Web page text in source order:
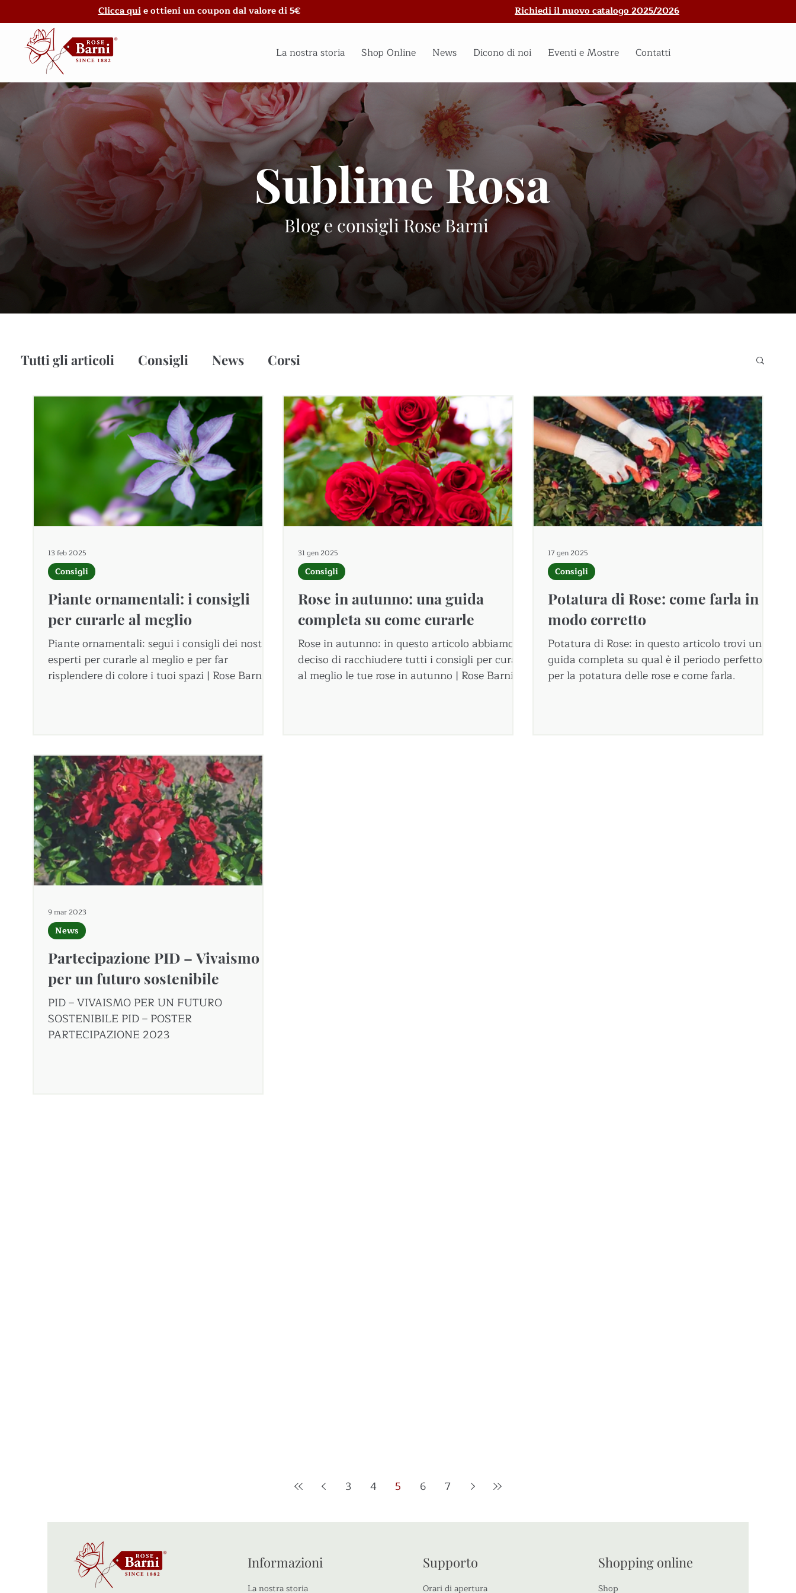
Clicca quie ottieni un coupon dal valore di 5€ Richiedi il nuovo catalogo 2025/2026
La nostra storia Shop Online News Dicono di noi Eventi e Mostre Contatti
Sublime Rosa
Blog e consigli Rose Barni
Tutti gli articoli Consigli News Corsi
Piante ornamentali: i consigli
per curarle al meglio
Piante ornamentali: segui i consigli dei nostri
esperti per curarle al meglio e per far
risplendere di colore i tuoi spazi | Rose Barni
Consigli
13 feb 2025
Rose in autunno: una guida
completa su come curarle
Rose in autunno: in questo articolo abbiamo
deciso di racchiudere tutti i consigli per curare
al meglio le tue rose in autunno | Rose Barni
Consigli
31 gen 2025
Potatura di Rose: come farla in
modo corretto
Potatura di Rose: in questo articolo trovi una
guida completa su qual è il periodo perfetto
per la potatura delle rose e come farla.
Consigli
17 gen 2025
Partecipazione PID – Vivaismo
per un futuro sostenibile
PID – VIVAISMO PER UN FUTURO
SOSTENIBILE PID – POSTER
PARTECIPAZIONE 2023
News
9 mar 2023
3 4 5 6 7
Informazioni
La nostra storia
Supporto
Orari di apertura
Shopping online
Shop